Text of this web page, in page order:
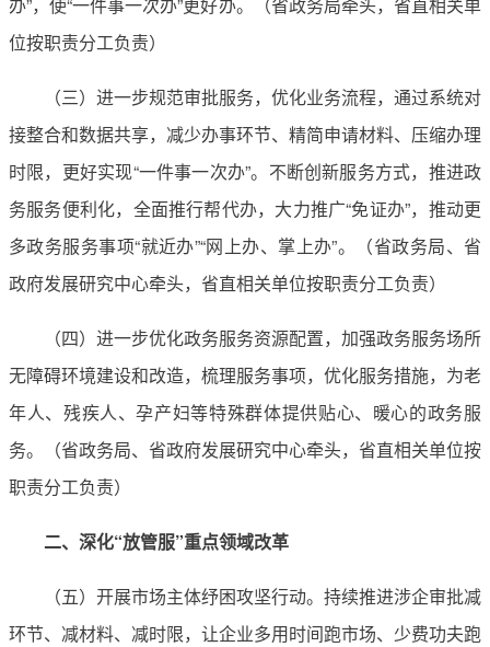
位按职责分工负责）
（三）进一步规范审批服务，优化业务流程，通过系统对
接整合和数据共享，减少办事环节、精简申请材料、压缩办理
时限，更好实现“一件事一次办”。不断创新服务方式，推进政
务服务便利化，全面推行帮代办，大力推广“免证办”，推动更
多政务服务事项“就近办”“网上办、掌上办”。（省政务局、省
政府发展研究中心牵头，省直相关单位按职责分工负责）
（四）进一步优化政务服务资源配置，加强政务服务场所
无障碍环境建设和改造，梳理服务事项，优化服务措施，为老
年人、残疾人、孕产妇等特殊群体提供贴心、暖心的政务服
务。（省政务局、省政府发展研究中心牵头，省直相关单位按
职责分工负责）
二、深化“放管服”重点领域改革
（五）开展市场主体纾困攻坚行动。持续推进涉企审批减
环节、减材料、减时限，让企业多用时间跑市场、少费功夫跑